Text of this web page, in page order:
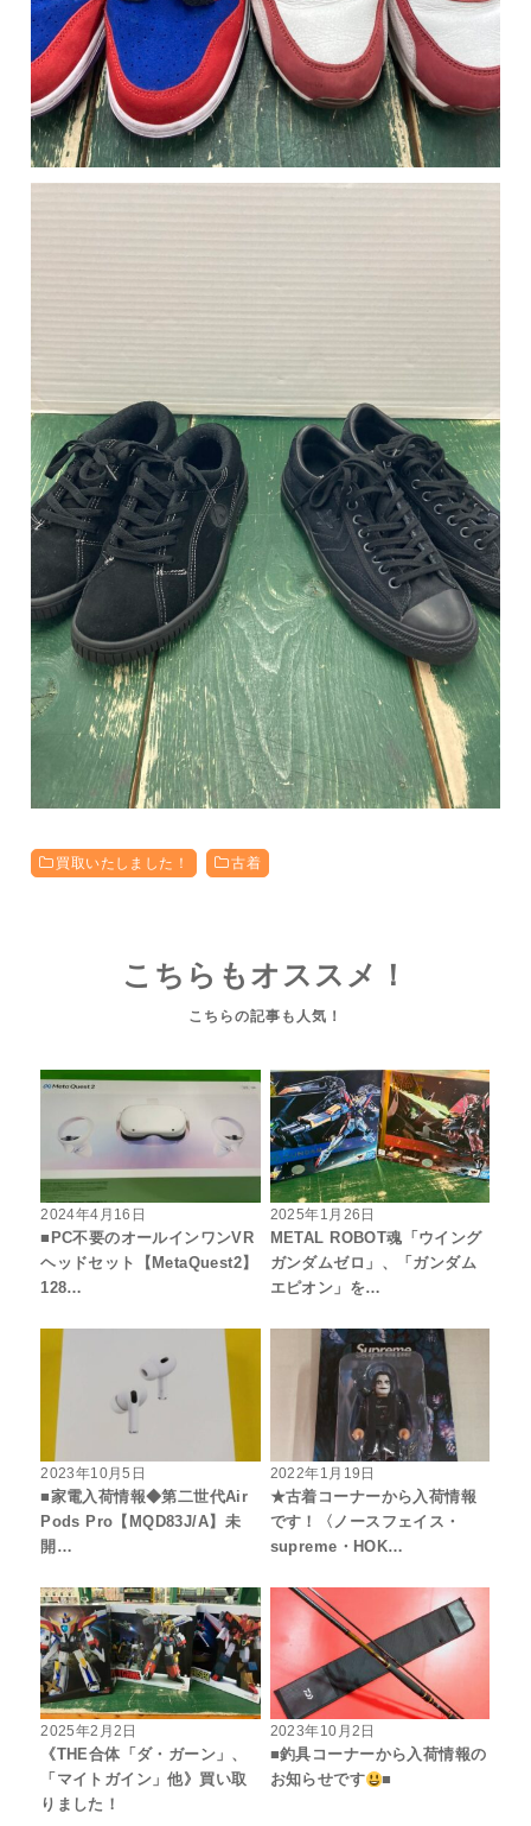
買取いたしました！ 古着
こちらもオススメ！
2024年4月16日
■PC不要のオールインワンVR
ヘッドセット【MetaQuest2】
128…
2025年1月26日
METAL ROBOT魂「ウイング
ガンダムゼロ」、「ガンダム
エピオン」を…
2023年10月5日
■家電入荷情報◆第二世代Air
Pods Pro【MQD83J/A】未
開…
2022年1月19日
★古着コーナーから入荷情報
です！〈ノースフェイス・
supreme・HOK…
2025年2月2日
《THE合体「ダ・ガーン」、
「マイトガイン」他》買い取
りました！
2023年10月2日
■釣具コーナーから入荷情報の
お知らせです
■